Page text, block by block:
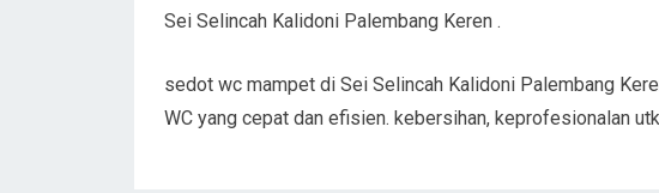
Sei Selincah Kalidoni Palembang Keren .
sedot wc mampet di Sei Selincah Kalidoni Palembang
WC yang cepat dan efisien. kebersihan, keprofesionalan